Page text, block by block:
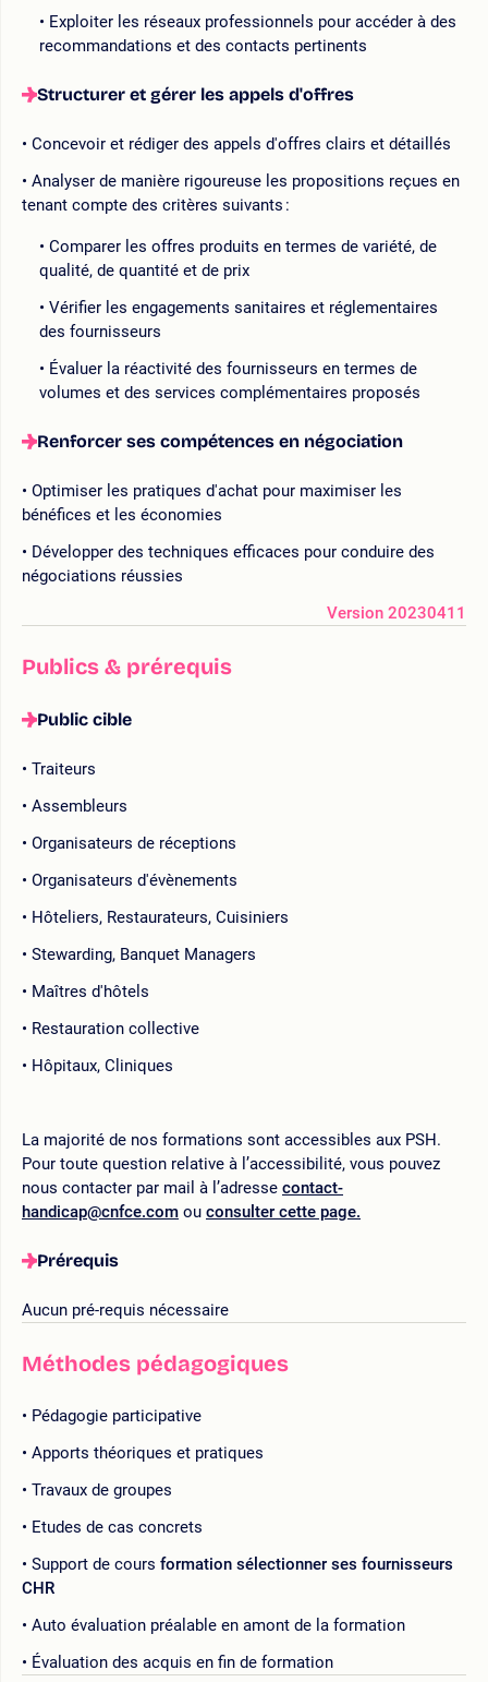
Exploiter les réseaux professionnels pour accéder à des
recommandations et des contacts pertinents
Structurer et gérer les appels d'offres
Concevoir et rédiger des appels d'offres clairs et détaillés
Analyser de manière rigoureuse les propositions reçues en
tenant compte des critères suivants :
Comparer les offres produits en termes de variété, de
qualité, de quantité et de prix
Vérifier les engagements sanitaires et réglementaires
des fournisseurs
Évaluer la réactivité des fournisseurs en termes de
volumes et des services complémentaires proposés
Renforcer ses compétences en négociation
Optimiser les pratiques d'achat pour maximiser les
bénéfices et les économies
Développer des techniques efficaces pour conduire des
négociations réussies
Version 20230411
Publics & prérequis
Public cible
Traiteurs
Assembleurs
Organisateurs de réceptions
Organisateurs d'évènements
Hôteliers, Restaurateurs, Cuisiniers
Stewarding, Banquet Managers
Maîtres d'hôtels
Restauration collective
Hôpitaux, Cliniques
La majorité de nos formations sont accessibles aux PSH.
Pour toute question relative à l’accessibilité, vous pouvez
nous contacter par mail à l’adresse contact-
handicap@cnfce.com ou consulter cette page.
Prérequis
Aucun pré-requis nécessaire
Méthodes pédagogiques
Pédagogie participative
Apports théoriques et pratiques
Travaux de groupes
Etudes de cas concrets
Support de cours formation sélectionner ses fournisseurs
CHR
Auto évaluation préalable en amont de la formation
Évaluation des acquis en fin de formation